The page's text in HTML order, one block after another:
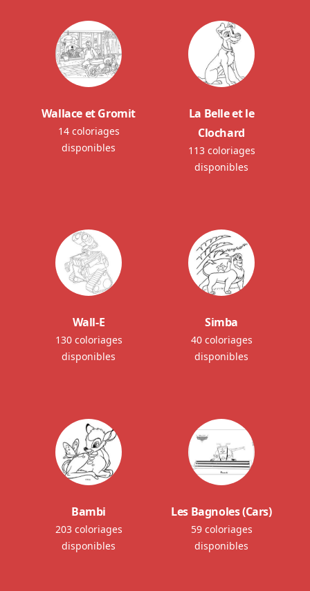
Wallace et Gromit
14 coloriages
disponibles
La Belle et le
Clochard
113 coloriages
disponibles
Wall-E
130 coloriages
disponibles
Simba
40 coloriages
disponibles
Bambi
203 coloriages
disponibles
Les Bagnoles (Cars)
59 coloriages
disponibles